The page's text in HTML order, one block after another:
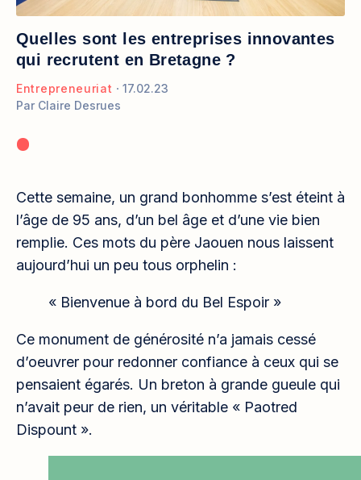
Quelles sont les entreprises innovantes
qui recrutent en Bretagne ?
Entrepreneuriat
17.02.23
Par Claire Desrues
Cette semaine, un grand bonhomme s’est éteint à
l’âge de 95 ans, d’un bel âge et d’une vie bien
remplie. Ces mots du père Jaouen nous laissent
aujourd’hui un peu tous orphelin :
« Bienvenue à bord du Bel Espoir »
Ce monument de générosité n’a jamais cessé
d’oeuvrer pour redonner confiance à ceux qui se
pensaient égarés. Un breton à grande gueule qui
n’avait peur de rien, un véritable « Paotred
Dispount ».